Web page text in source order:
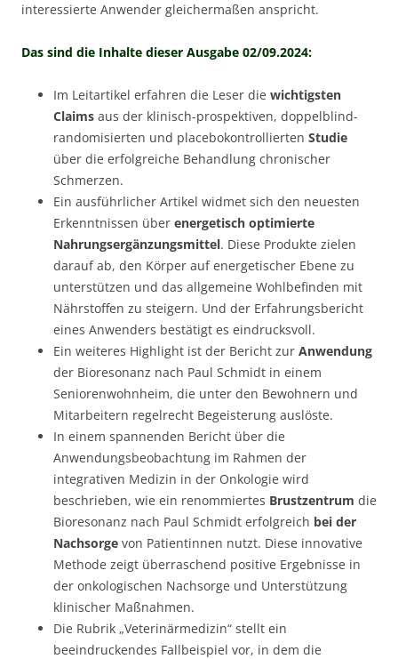
interessierte Anwender gleichermaßen anspricht.
Das sind die Inhalte dieser Ausgabe 02/09.2024:
Im Leitartikel erfahren die Leser die wichtigsten
Claims aus der klinisch-prospektiven, doppelblind-
randomisierten und placebokontrollierten Studie
über die erfolgreiche Behandlung chronischer
Schmerzen.
Ein ausführlicher Artikel widmet sich den neuesten
Erkenntnissen über energetisch optimierte
Nahrungsergänzungsmittel. Diese Produkte zielen
darauf ab, den Körper auf energetischer Ebene zu
unterstützen und das allgemeine Wohlbefinden mit
Nährstoffen zu steigern. Und der Erfahrungsbericht
eines Anwenders bestätigt es eindrucksvoll.
Ein weiteres Highlight ist der Bericht zur Anwendung
der Bioresonanz nach Paul Schmidt in einem
Seniorenwohnheim, die unter den Bewohnern und
Mitarbeitern regelrecht Begeisterung auslöste.
In einem spannenden Bericht über die
Anwendungsbeobachtung im Rahmen der
integrativen Medizin in der Onkologie wird
beschrieben, wie ein renommiertes Brustzentrum die
Bioresonanz nach Paul Schmidt erfolgreich bei der
Nachsorge von Patientinnen nutzt. Diese innovative
Methode zeigt überraschend positive Ergebnisse in
der onkologischen Nachsorge und Unterstützung
klinischer Maßnahmen.
Die Rubrik „Veterinärmedizin“ stellt ein
beeindruckendes Fallbeispiel vor, in dem die